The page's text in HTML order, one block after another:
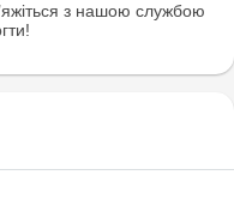
з нашою службою